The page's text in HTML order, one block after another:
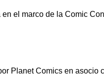
el marco de la Comic
Planet Comics en